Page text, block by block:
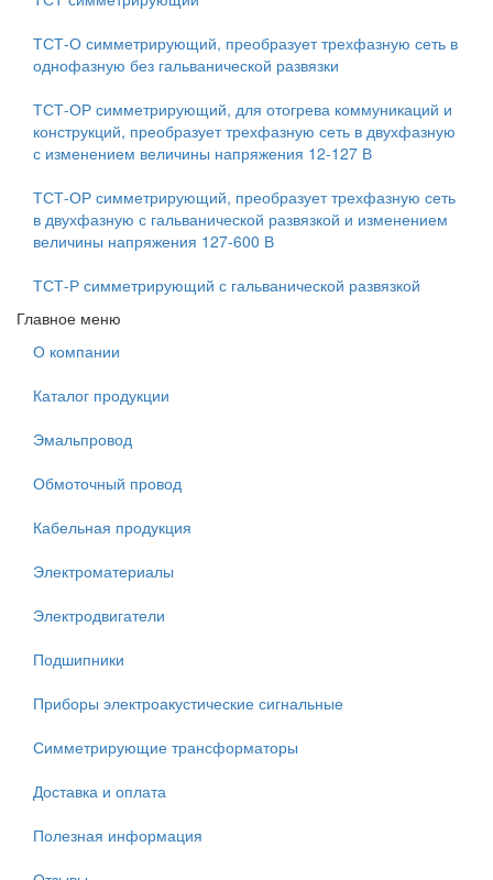
ТСТ-О симметрирующий, преобразует трехфазную сеть в
однофазную без гальванической развязки
ТСТ-ОР симметрирующий, для отогрева коммуникаций и
конструкций, преобразует трехфазную сеть в двухфазную
с изменением величины напряжения 12-127 В
ТСТ-ОР симметрирующий, преобразует трехфазную сеть
в двухфазную с гальванической развязкой и изменением
величины напряжения 127-600 В
ТСТ-Р симметрирующий с гальванической развязкой
Главное меню
О компании
Каталог продукции
Эмальпровод
Обмоточный провод
Кабельная продукция
Электроматериалы
Электродвигатели
Подшипники
Приборы электроакустические сигнальные
Симметрирующие трансформаторы
Доставка и оплата
Полезная информация